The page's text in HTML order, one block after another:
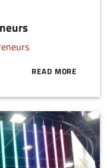
READ MORE
ABOUT